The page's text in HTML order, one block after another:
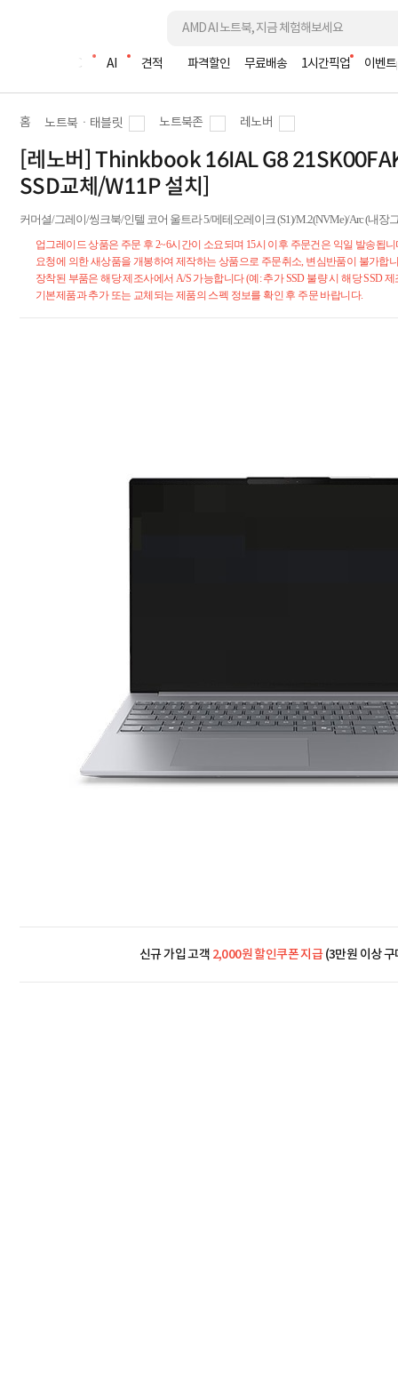
조립PC AI 견적 파격할인 무료배송 1시간픽업 이벤트
홈 노트북ㆍ태블릿 노트북존 레노버
[레노버] Thinkbook 16IAL G8
SSD교체/W11P 설치]
커머셜/그레이/씽크북/인텔 코어 울트라 5/메테오레이크 (S1)/M.2(NVMe)/Arc (내장
업그레이드 상품은 주문 후 2~6시간이 소요되며 15시 이후 주문건은 익일 발송됩니
요청에 의한 새상품을 개봉하여 제작하는 상품으로 주문취소, 변심반품이 불가합
장착된 부품은 해당 제조사에서 A/S 가능합니다 (예: 추가 SSD 불량 시 해당 SSD 제
기본제품과 추가 또는 교체되는 제품의 스펙 정보를 확인 후 주문 바랍니다.
신규 가입 고객 2,000원 할인쿠폰 지급(3만원 이상 구